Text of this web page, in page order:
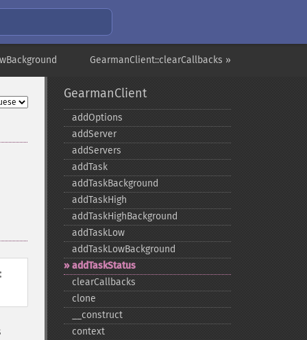
GearmanClient::clearCallbacks »
GearmanClient
addOptions
addServer
addServers
addTask
addTaskBackground
addTaskHigh
addTaskHighBackground
addTaskLow
addTaskLowBackground
addTaskStatus
clearCallbacks
clone
_​_​construct
context